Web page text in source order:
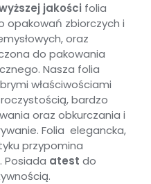
jakości folia
opakowań zbiorczych i
oraz
do pakowania
Nasza folia
właściwościami
bardzo
oraz obkurczania i
Folia elegancka,
przypomina
Posiada atest do